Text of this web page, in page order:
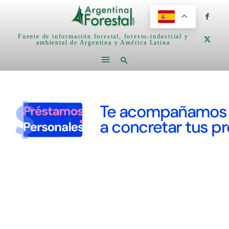
Fuente de información forestal, foresto-industrial y
ambiental de Argentina y América Latina